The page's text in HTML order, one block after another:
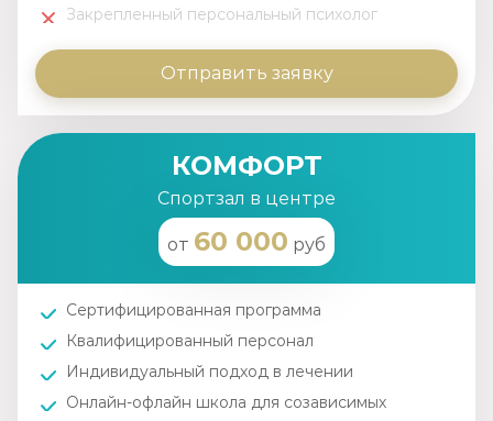
Закрепленный персональный психолог
Отправить заявку
КОМФОРТ
Спортзал в центре
от 60 000 руб
Сертифицированная программа
Квалифицированный персонал
Индивидуальный подход в лечении
Онлайн-офлайн школа для созависимых